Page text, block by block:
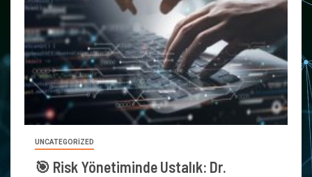
UNCATEGORIZED
🎯 Risk Yönetiminde Ustalık: Dr.